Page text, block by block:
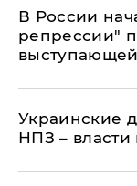
В России
репрессии"
Украинские
НПЗ – власти